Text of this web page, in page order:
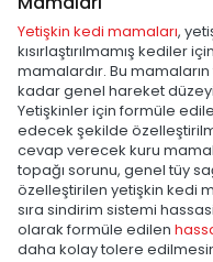
Yetişkin kedi mamaları,
kısırlaştırılmamış kediler
mamalardır. Bu
kadar genel hareket
Yetişkinler için formüle
edecek şekilde
cevap verecek kuru
topağı sorunu, genel tüy
özelleştirilen yetişkin kedi
sıra sindirim sistemi
olarak formüle edilen
daha kolay tolere